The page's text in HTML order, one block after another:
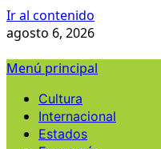
Ir al contenido
agosto 6, 2026
Menú principal
Cultura
Internacional
Estados